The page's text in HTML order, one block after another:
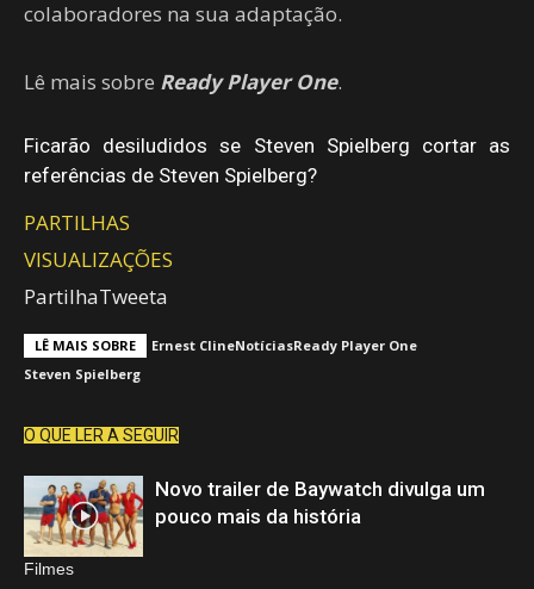
colaboradores na sua adaptação.
Lê mais sobre Ready Player One.
Ficarão desiludidos se Steven Spielberg cortar as
referências de Steven Spielberg?
PARTILHAS
VISUALIZAÇÕES
PartilhaTweeta
LÊ MAIS SOBRE Ernest ClineNotíciasReady Player One
Steven Spielberg
O QUE LER A SEGUIR
Filmes
Novo trailer de Baywatch divulga um
pouco mais da história